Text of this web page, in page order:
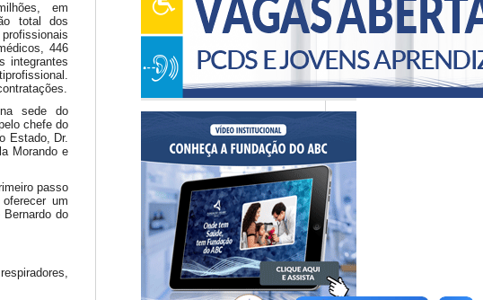
em
total dos
446
integrantes
sede do
chefe do
Estado, Dr.
Morando e
passo
um
do